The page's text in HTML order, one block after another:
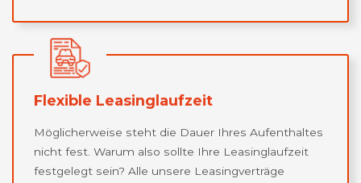
Flexible Leasinglaufzeit
Möglicherweise steht die Dauer Ihres Aufenthaltes
nicht fest. Warum also sollte Ihre Leasinglaufzeit
festgelegt sein? Alle unsere Leasingverträge